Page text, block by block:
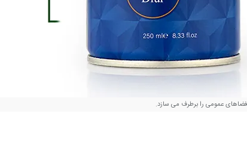
عمومی را برطرف می سازد.